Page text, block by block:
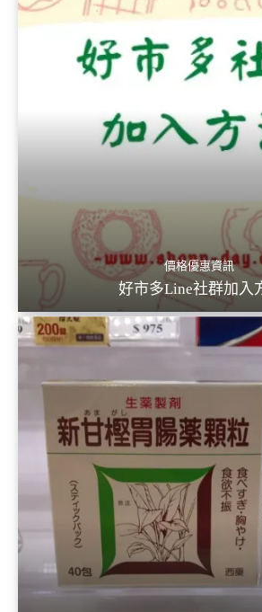
價格優惠資訊
好市多Line社群加入